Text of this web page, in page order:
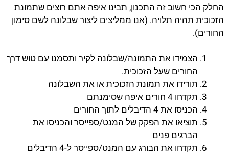
החלק הכי חשוב זה התכנון, תבינו איפה אתם רוצים שתמונת
הזכוכית תהיה תלויה. (אנו ממליצים ליצור שבלונה לשם סימון
החורים).
הצמידו את התמונה/שבלונה לקיר ותסמנו עם טוש דרך
החורים שעל הזכוכית.
תורידו את תמונת הזכוכית או את השבלונה
תקדחו 4 חורים איפה שסימנתם
הכניסו את 4 הדיבלים לתוך החורים
תוציאו את הפקק של המנט/ספייסר והכניסו את
הברגים פנים
תקדחו את הבורג עם המנט/ספייסר ל-4 הדיבלים